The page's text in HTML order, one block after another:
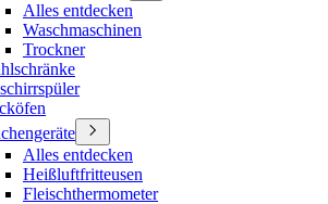
Alles entdecken
Waschmaschinen
Trockner
Alles entdecken
Heißluftfritteusen
Fleischthermometer